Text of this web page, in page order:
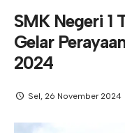
STRUKTUR
KEPALA SEKOLAH
Tupoksi Kepala
WAKIL
Tupoksi Wakil
Tupoksi Wakil
MAJELIS GURU
Tupoksi Guru
TATA USAHA
AKREDITASI
PROGRAM SEKOLAH
MANAJEMEN
BISNIS DIGITAL
DESAIN
DESAIN PRODUKSI
KULINER
PORTAL
E-LEARNING
E-PKL
E-RAPOR
E-SKL
SMK Negeri 1
Gelar
2024
Sel, 26 November 2024